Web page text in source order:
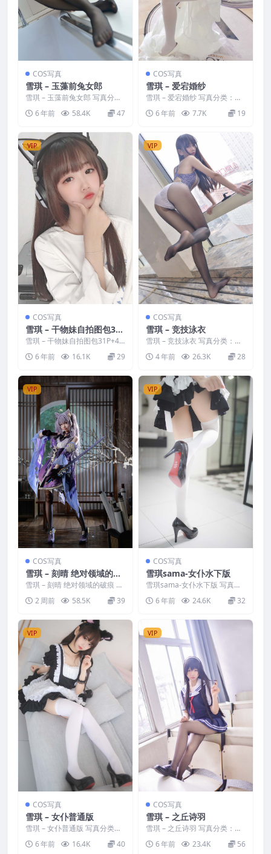
COS写真
雪琪 – 玉藻前兔女郎
雪琪 – 玉藻前兔女郎 写真分
类：唯美，参与模特：雪琪 [套
图大小]：[30P／...
6 年前 58.4K 47
COS写真
雪琪 – 爱宕婚纱
雪琪 – 爱宕婚纱 写真分类：唯
美，参与模特：雪琪 [套图大
小]：[38P／36...
6 年前 7.7K 19
VIP
COS写真
雪琪 – 干物妹自拍图包31
P+4mp4+赠送浴巾自拍
雪琪 – 干物妹自拍图包31P+4
mp4+赠送浴巾自拍 写真分
类：唯美，参与模特...
6 年前 16.1K 29
VIP
COS写真
雪琪 – 竞技泳衣
雪琪 – 竞技泳衣 写真分类：唯
美，参与模特：雪琪 [套图大
小]：[141P／1...
4 年前 26.3K 28
VIP
COS写真
雪琪 – 刻晴 绝对领域的破
痕
雪琪 – 刻晴 绝对领域的破痕 写
真分类：唯美，参与模特：雪
琪 [资源大小]：[...
2 周前 58.5K 39
VIP
COS写真
雪琪sama-女仆水下版
雪琪sama-女仆水下版 写真分
类：唯美，参与模特：雪琪 [图
分辨率]：[672...
6 年前 24.6K 32
VIP
COS写真
雪琪 – 女仆普通版
雪琪 – 女仆普通版 写真分类：
唯美，参与模特：雪琪 [套图大
小]：[30P／6...
6 年前 16.4K 40
VIP
COS写真
雪琪 – 之丘诗羽
雪琪 – 之丘诗羽 写真分类：唯
美，参与模特：雪琪 [套图大
小]：[24P／66...
6 年前 23.4K 56